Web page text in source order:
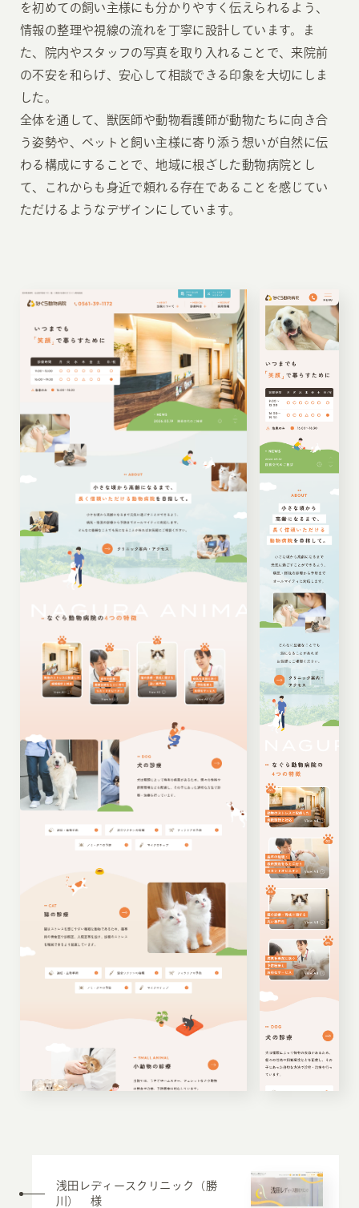
を初めての飼い主様にも分かりやすく伝えられるよう、
情報の整理や視線の流れを丁寧に設計しています。ま
た、院内やスタッフの写真を取り入れることで、来院前
の不安を和らげ、安心して相談できる印象を大切にしま
した。
全体を通して、獣医師や動物看護師が動物たちに向き合
う姿勢や、ペットと飼い主様に寄り添う想いが自然に伝
わる構成にすることで、地域に根ざした動物病院とし
て、これからも身近で頼れる存在であることを感じてい
ただけるようなデザインにしています。
浅田レディースクリニック（勝
川） 様